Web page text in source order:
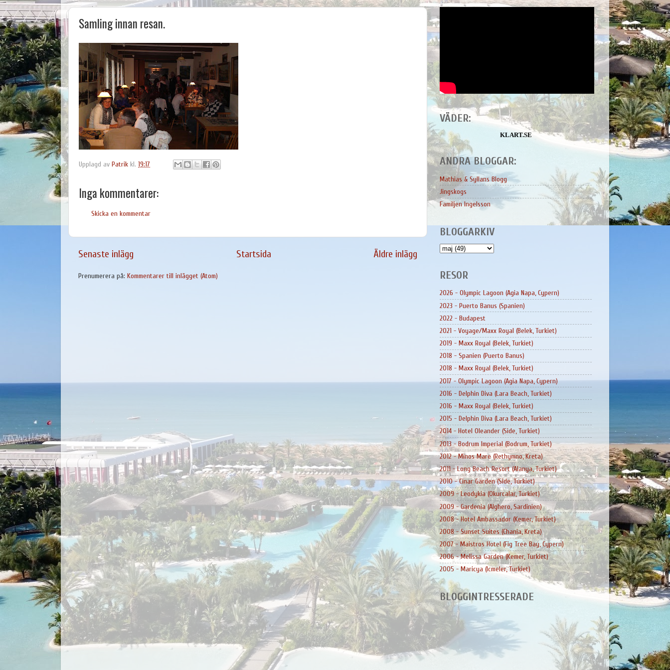
Samling innan resan.
Upplagd av Patrik kl. 19:17
Inga kommentarer:
Skicka en kommentar
Senaste inlägg Äldre inlägg
Startsida
Prenumerera på: Kommentarer till inlägget (Atom)
VÄDER:
KLART.SE
ANDRA BLOGGAR:
Mathias & Syllans Blogg
Jingskogs
Familjen Ingelsson
BLOGGARKIV
RESOR
2026 - Olympic Lagoon (Agia Napa, Cypern)
2023 - Puerto Banus (Spanien)
2022 - Budapest
2021 - Voyage/Maxx Royal (Belek, Turkiet)
2019 - Maxx Royal (Belek, Turkiet)
2018 - Spanien (Puerto Banus)
2018 - Maxx Royal (Belek, Turkiet)
2017 - Olympic Lagoon (Agia Napa, Cypern)
2016 - Delphin Diva (Lara Beach, Turkiet)
2016 - Maxx Royal (Belek, Turkiet)
2015 - Delphin Diva (Lara Beach, Turkiet)
2014 - Hotel Oleander (Side, Turkiet)
2013 - Bodrum Imperial (Bodrum, Turkiet)
2012 - Minos Mare (Rethymno, Kreta)
2011 - Long Beach Resort (Alanya, Turkiet)
2010 - Cinar Garden (Side, Turkiet)
2009 - Leodykia (Okurcalar, Turkiet)
2009 - Gardenia (Alghero, Sardinien)
2008 - Hotel Ambassador (Kemer, Turkiet)
2008 - Sunset Suites (Chania, Kreta)
2007 - Maistros Hotel (Fig Tree Bay, Cypern)
2006 - Melissa Garden (Kemer, Turkiet)
2005 - Maricya (Icmeler, Turkiet)
BLOGGINTRESSERADE